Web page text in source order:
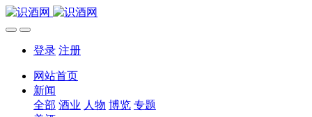
登录 注册
网站首页
新闻
全部 酒业 人物 博览 专题